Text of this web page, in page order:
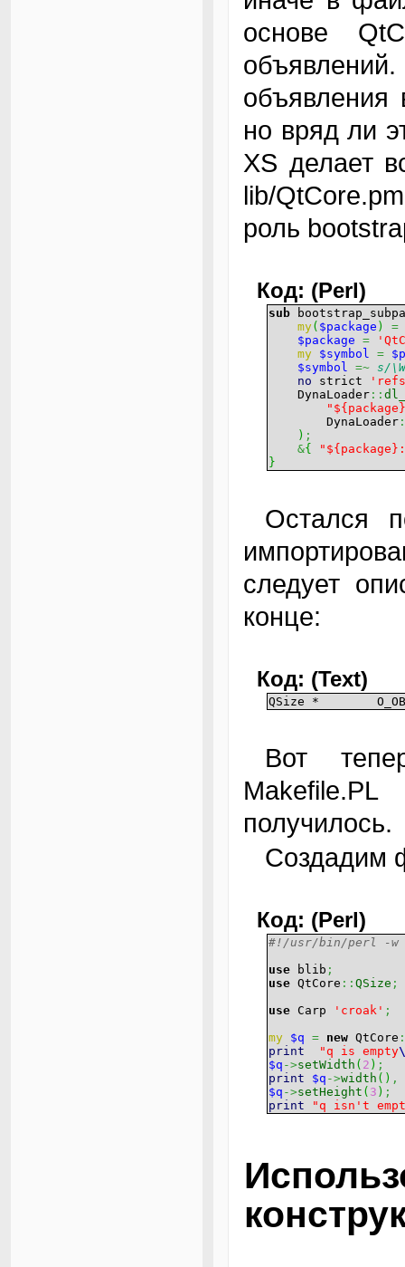
основе
но вряд ли
XS делает
lib/
роль
Код: (Perl)
sub
my( $package )
=
$package =
my $symbol =
$symbol =~ s/
no strict
DynaLoader ::
DynaLoader
) ;
&{
}
Остался последний шаг в нашем примере
следует
конце:
Код: (Text)
QSize *
Вот теперь уже можно запустить perl
получилось.
Код: (Perl)
#!/usr/bin/perl -w
use blib ;
use QtCore :: QSize ;
use Carp 'croak' ;
my $q = new QtCore
print
"q is empty
$q ->setWidth ( 2 ) ;
print
$q ->width ( ) ,
$q ->setHeight ( 3 ) ;
print
"q isn't